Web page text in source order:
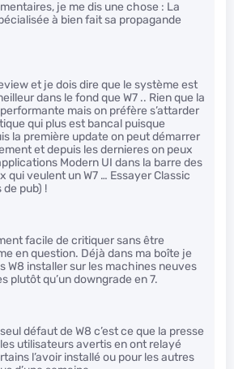
je me dis une chose : La
à bien fait sa propagande
et je dois dire que le système est
dans le fond que W7 .. Rien que la
mais on préfère s’attarder
qui plus est bancal puisque
la première update on peut démarrer
et depuis les dernieres on peux
Modern UI dans la barre des
qui veulent un W7 … Essayer Classic
pub) !
facile de critiquer sans être
en question. Déjà dans ma boîte je
W8 installer sur les machines neuves
plutôt qu’un downgrade en 7.
défaut de W8 c’est ce que la presse
utilisateurs avertis en ont relayé
l’avoir installé ou pour les autres